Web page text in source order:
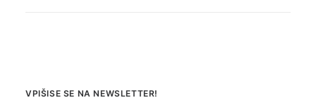
VPIŠISE SE NA NEWSLETTER!